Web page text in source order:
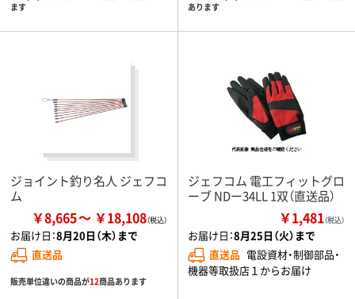
ます
あります
ジョイント釣り名人 ジェフコ
ム
￥8,665 ￥18,108
お届け日：8月20日（木）まで
直送品
販売単位違いの商品が12商品あります
ジェフコム 電工フィットグロ
ーブ NDー34LL 1双（直送品）
￥1,481（税込）
お届け日：8月25日（火）まで
直送品 電設資材・制御部品・
機器等取扱店１からお届け